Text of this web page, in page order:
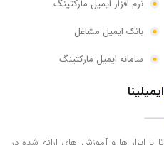
نرم افزار ایمیل مارکتینگ
بانک ایمیل مشاغل
سامانه ایمیل مارکتینگ